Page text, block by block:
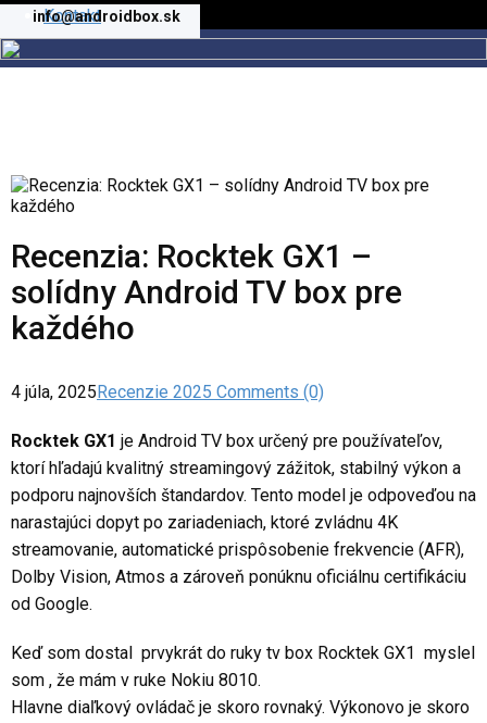
Kontakt
info@andro​idbox.sk
Recenzia: Rocktek GX1 –
solídny Android TV box pre
každého
4 júla, 2025Recenzie 2025 Comments (0)
Rocktek GX1 je Android TV box určený pre používateľov,
ktorí hľadajú kvalitný streamingový zážitok, stabilný výkon a
podporu najnovších štandardov. Tento model je odpoveďou na
narastajúci dopyt po zariadeniach, ktoré zvládnu 4K
streamovanie, automatické prispôsobenie frekvencie (AFR),
Dolby Vision, Atmos a zároveň ponúknu oficiálnu certifikáciu
od Google.
Keď som dostal prvykrát do ruky tv box Rocktek GX1 myslel
som , že mám v ruke Nokiu 8010.
Hlavne diaľkový ovládač je skoro rovnaký. Výkonovo je skoro